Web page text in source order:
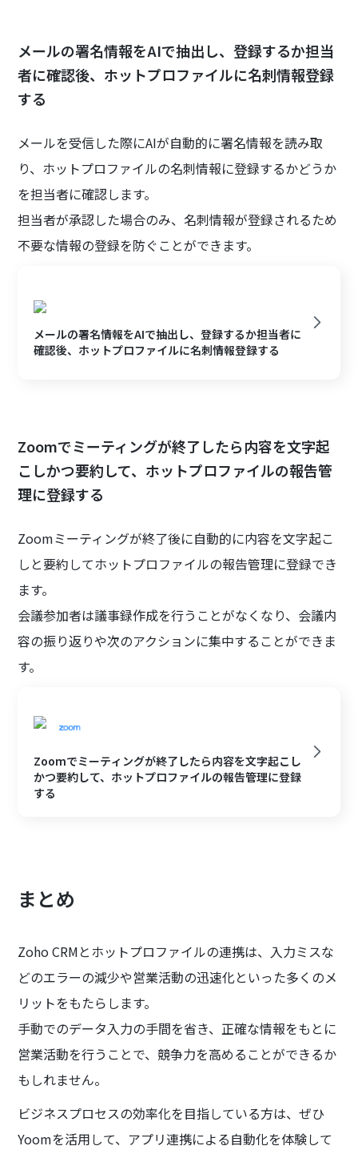
メールの署名情報をAIで抽出し、登録するか担当
者に確認後、ホットプロファイルに名刺情報登録
する
メールを受信した際にAIが自動的に署名情報を読み取
り、ホットプロファイルの名刺情報に登録するかどうか
を担当者に確認します。
担当者が承認した場合のみ、名刺情報が登録されるため
不要な情報の登録を防ぐことができます。
メールの署名情報をAIで抽出し、登録するか担当者に
確認後、ホットプロファイルに名刺情報登録する
Zoomでミーティングが終了したら内容を文字起
こしかつ要約して、ホットプロファイルの報告管
理に登録する
Zoomミーティングが終了後に自動的に内容を文字起こ
しと要約してホットプロファイルの報告管理に登録でき
ます。
会議参加者は議事録作成を行うことがなくなり、会議内
容の振り返りや次のアクションに集中することができま
す。
Zoomでミーティングが終了したら内容を文字起こし
かつ要約して、ホットプロファイルの報告管理に登録
する
まとめ
Zoho CRMとホットプロファイルの連携は、入力ミスな
どのエラーの減少や営業活動の迅速化といった多くのメ
リットをもたらします。
手動でのデータ入力の手間を省き、正確な情報をもとに
営業活動を行うことで、競争力を高めることができるか
もしれません。
ビジネスプロセスの効率化を目指している方は、ぜひ
Yoomを活用して、アプリ連携による自動化を体験して